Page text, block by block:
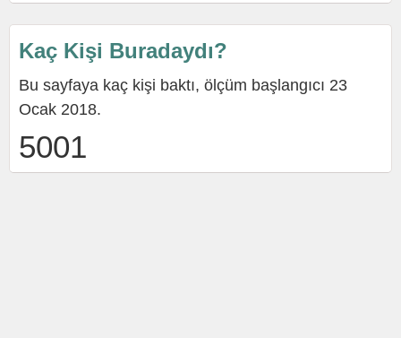
Kaç Kişi Buradaydı?
Bu sayfaya kaç kişi baktı, ölçüm başlangıcı 23
Ocak 2018.
5001